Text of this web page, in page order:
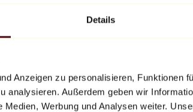
Details
Anzeigen zu personalisieren, Funktionen
analysieren. Außerdem geben wir
Werbung und Analysen weiter.